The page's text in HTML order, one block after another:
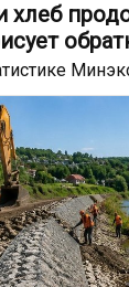
хлеб